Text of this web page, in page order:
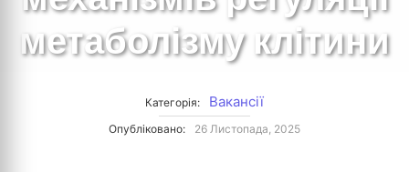
метаболізму клітини
Категорія: Вакансії
Опубліковано: 26 Листопада, 2025